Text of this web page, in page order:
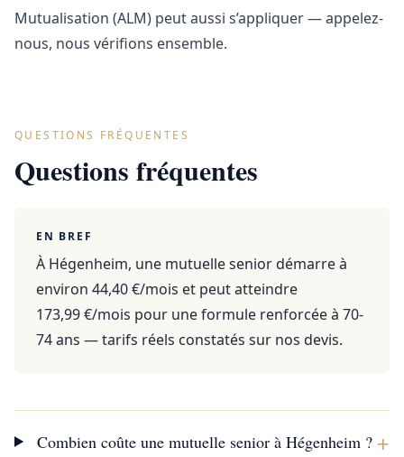
Mutualisation (ALM) peut aussi s’appliquer — appelez-
nous, nous vérifions ensemble.
QUESTIONS FRÉQUENTES
Questions fréquentes
EN BREF
À Hégenheim, une mutuelle senior démarre à
environ 44,40 €/mois et peut atteindre
173,99 €/mois pour une formule renforcée à 70-
74 ans — tarifs réels constatés sur nos devis.
Combien coûte une mutuelle senior à Hégenheim ? +